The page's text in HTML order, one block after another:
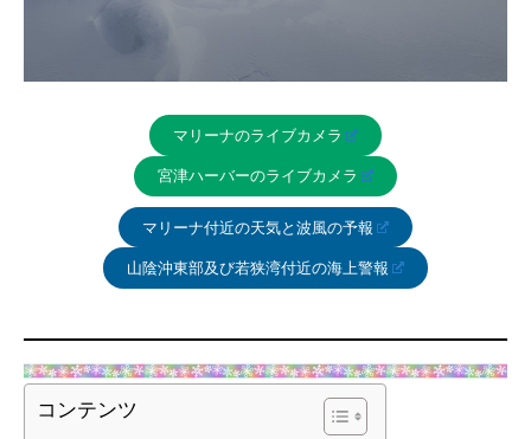
マリーナのライブカメラ
宮津ハーバーのライブカメラ
マリーナ付近の天気と波風の予報
山陰沖東部及び若狭湾付近の海上警報
コンテンツ